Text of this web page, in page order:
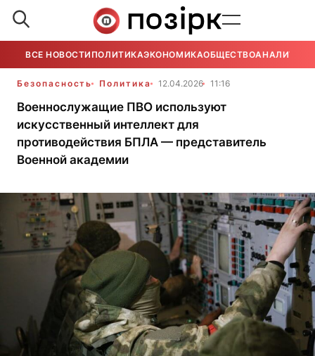
ВСЕ НОВОСТИ ПОЛИТИКАЭКОНОМИКАОБЩЕСТВОАНАЛИТИКА
Безопасность Политика 12.04.2026 11:16
Военнослужащие ПВО используют
искусственный интеллект для
противодействия БПЛА — представитель
Военной академии